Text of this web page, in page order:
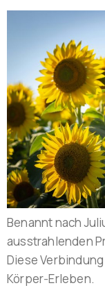
Benannt nach
ausstrahlenden
Diese
Körper‑Erleben.